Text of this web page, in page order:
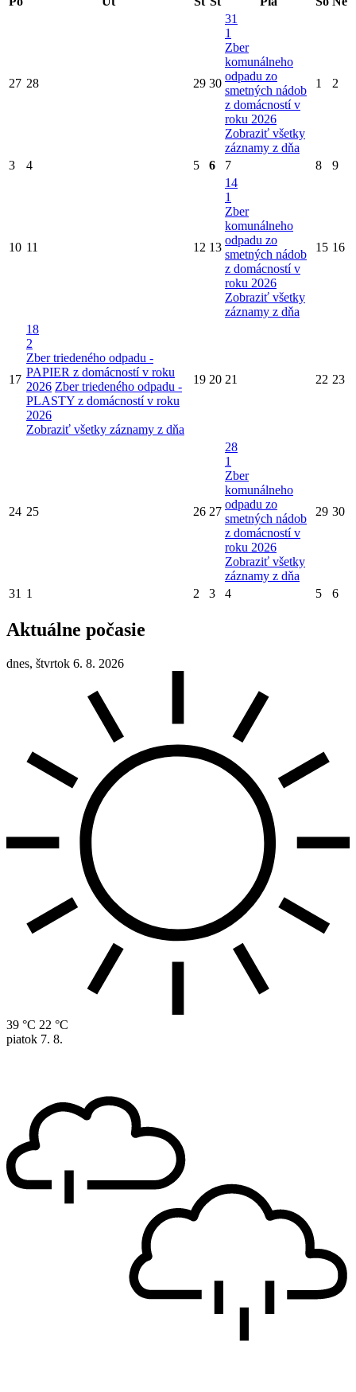
27 28 29 30
31
1
Zber
komunálneho
odpadu zo
smetných nádob
z domácností v
roku 2026
Zobraziť všetky
záznamy z dňa
1 2
3 4 5 6 7 8 9
10 11 12 13
14
1
Zber
komunálneho
odpadu zo
smetných nádob
z domácností v
roku 2026
Zobraziť všetky
záznamy z dňa
15 16
17
18
2
Zber triedeného odpadu -
PAPIER z domácností v roku
2026 Zber triedeného odpadu -
PLASTY z domácností v roku
2026
Zobraziť všetky záznamy z dňa
19 20 21 22 23
24 25 26 27
28
1
Zber
komunálneho
odpadu zo
smetných nádob
z domácností v
roku 2026
Zobraziť všetky
záznamy z dňa
29 30
31 1 2 3 4 5 6
Aktuálne počasie
dnes, štvrtok 6. 8. 2026
39 °C 22 °C
piatok 7. 8.